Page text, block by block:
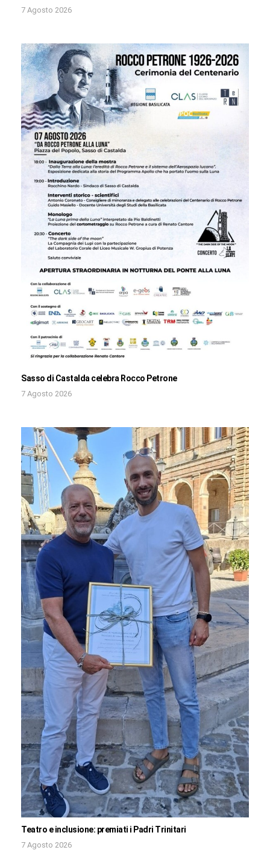
7 Agosto 2026
Sasso di Castalda celebra Rocco Petrone
7 Agosto 2026
Teatro e inclusione: premiati i Padri Trinitari
7 Agosto 2026